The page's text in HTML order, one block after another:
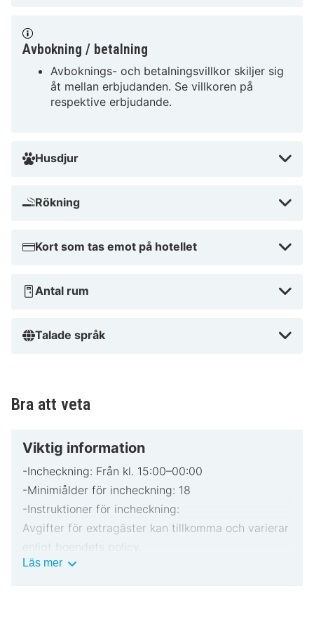
Avbokning / betalning
Avboknings- och betalningsvillkor skiljer sig
åt mellan erbjudanden. Se villkoren på
respektive erbjudande.
Husdjur
Rökning
Kort som tas emot på hotellet
Antal rum
Talade språk
Bra att veta
Viktig information
-Incheckning: Från kl. 15:00–00:00
-Minimiålder för incheckning: 18
-Instruktioner för incheckning:
Avgifter för extragäster kan tillkomma och varierar
enligt boendets policy.
Statligt utfärdad fotolegitimation och kreditkort
Läs merViktig